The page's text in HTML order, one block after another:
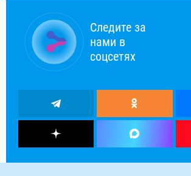
Следите за
нами в
соцсетях